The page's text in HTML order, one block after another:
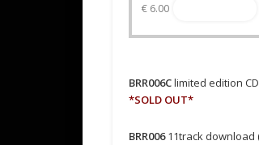
€6.00
BRR006Climited edition
*SOLD OUT*
BRR00611track download